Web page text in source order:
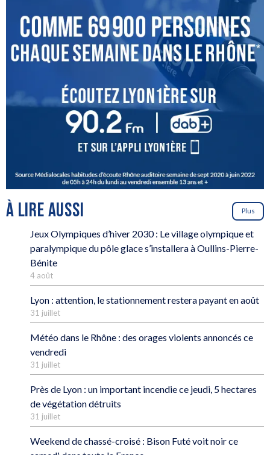
À LIRE AUSSI Plus
Jeux Olympiques d’hiver 2030 : Le village olympique et
paralympique du pôle glace s’installera à Oullins-Pierre-
Bénite
4 août
Lyon : attention, le stationnement restera payant en août
31 juillet
Météo dans le Rhône : des orages violents annoncés ce
vendredi
31 juillet
Près de Lyon : un important incendie ce jeudi, 5 hectares
de végétation détruits
31 juillet
Weekend de chassé-croisé : Bison Futé voit noir ce